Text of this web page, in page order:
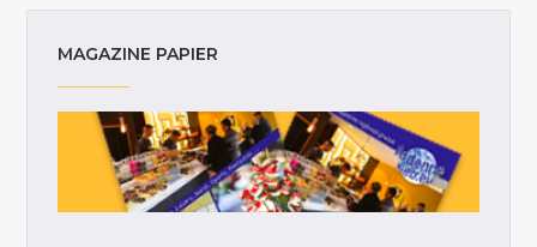
MAGAZINE PAPIER